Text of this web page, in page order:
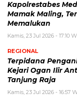
Kapolrestabes
Mamak Maling,
Memalukan
Kamis, 23 Jul 2026 - 17:10
REGIONAL
Terpidana
Kejari Ogan Ilir
Tanjung Raja
Kamis, 23 Jul 2026 - 16:57